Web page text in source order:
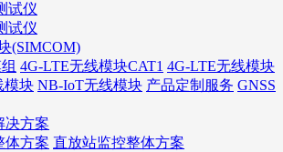
试仪
试仪
(SIMCOM)
4G-LTE无线模块CAT1 4G-LTE无线模块
模块 NB-IoT无线模块 产品定制服务 GNSS
决方案
体方案 直放站监控整体方案